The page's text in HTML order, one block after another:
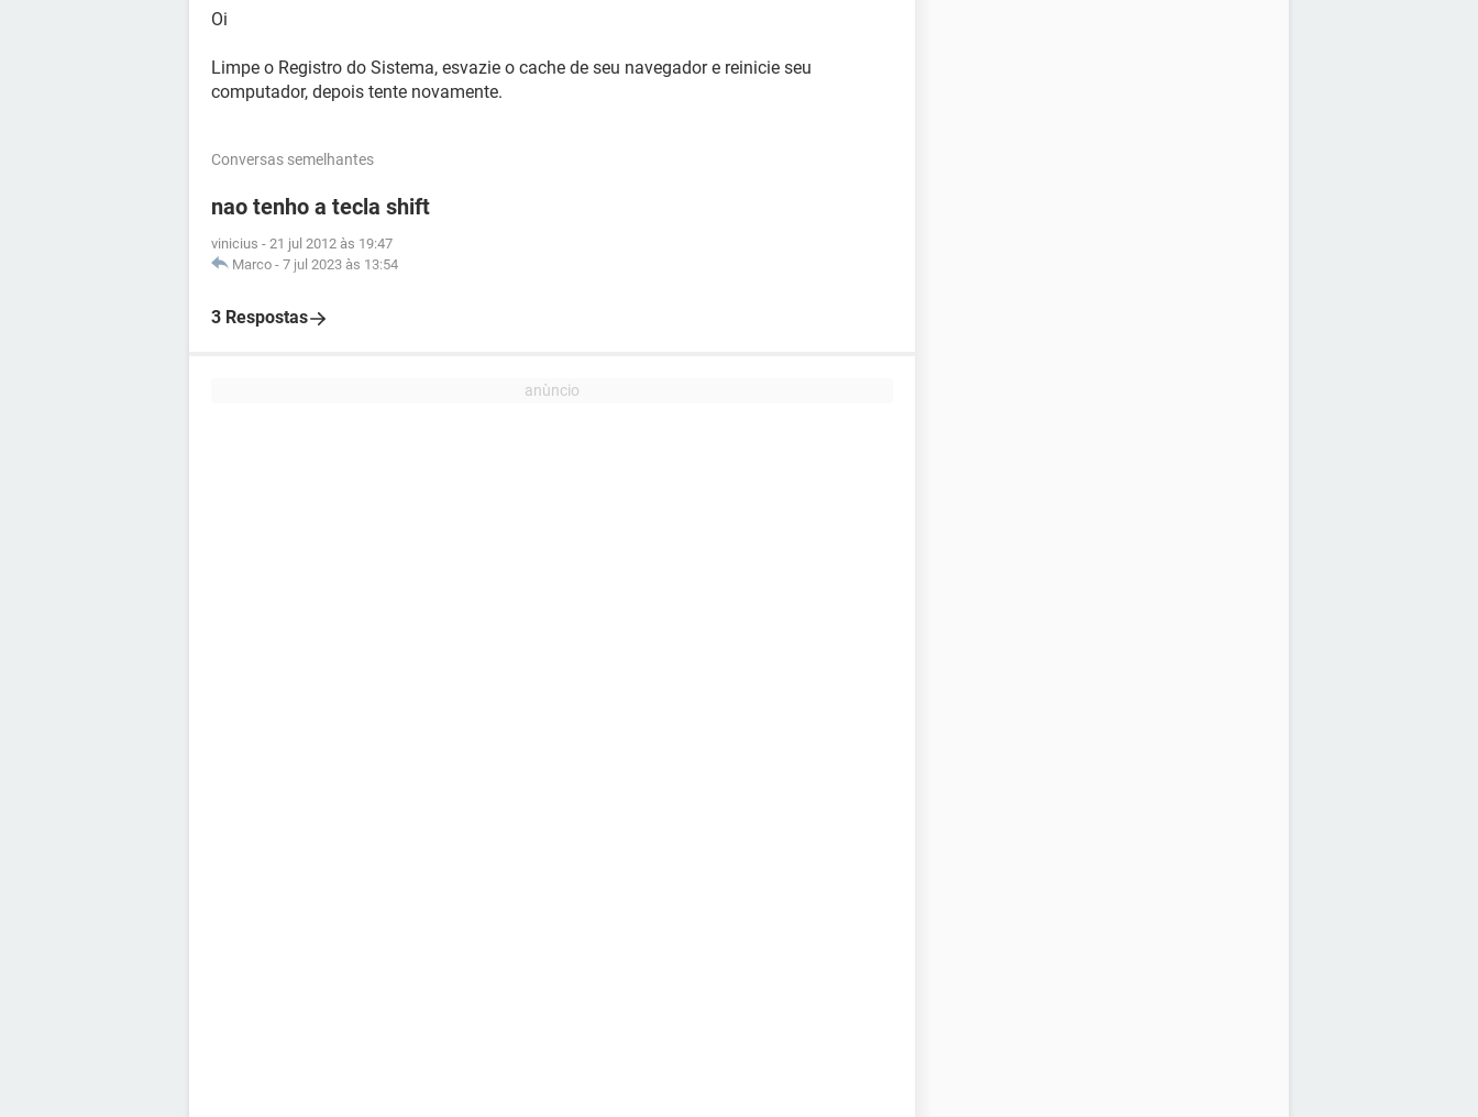
Oi
Limpe o Registro do Sistema, esvazie o cache de seu navegador e reinicie seu
computador, depois tente novamente.
Conversas semelhantes
nao tenho a tecla shift
vinicius - 21 jul 2012 às 19:47
Marco - 7 jul 2023 às 13:54
3 Respostas